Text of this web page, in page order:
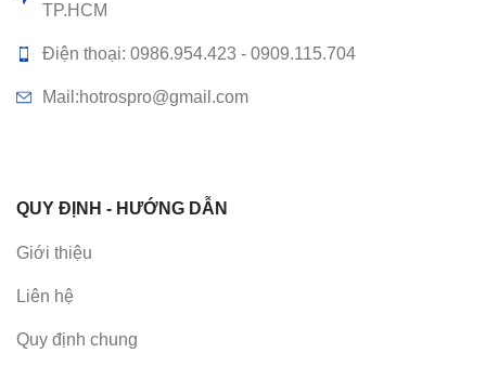
TP.HCM
Điện thoại: 0986.954.423 - 0909.115.704
Mail:hotrospro@gmail.com
QUY ĐỊNH - HƯỚNG DẪN
Giới thiệu
Liên hệ
Quy định chung